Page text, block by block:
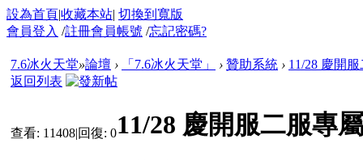
設為首頁|收藏本站| 切換到寬版
會員登入 /註冊會員帳號 /忘記密碼?
7.6冰火天堂»論壇 › 「7.6冰火天堂」 › 贊助系統 › 11/28 慶開
返回列表
查看: 11408|回復: 011/28 慶開服二服專